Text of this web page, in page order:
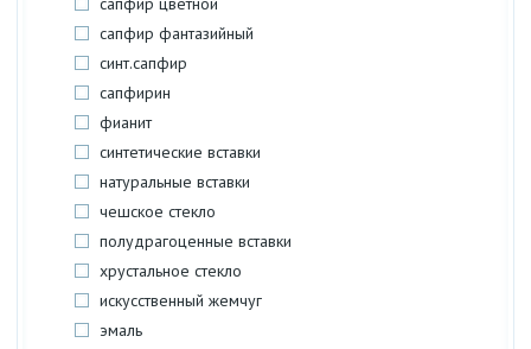
сапфир фантазийный
синт.сапфир
сапфирин
фианит
синтетические вставки
натуральные вставки
чешское стекло
полудрагоценные вставки
хрустальное стекло
искусственный жемчуг
эмаль